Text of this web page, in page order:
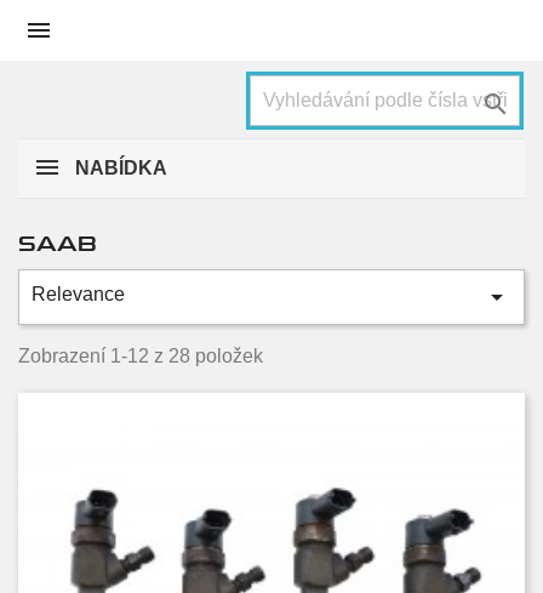


NABÍDKA
9-3
15
Nové 12 16
SAAB
Relevance 
Zobrazení 1-12 z 28 položek